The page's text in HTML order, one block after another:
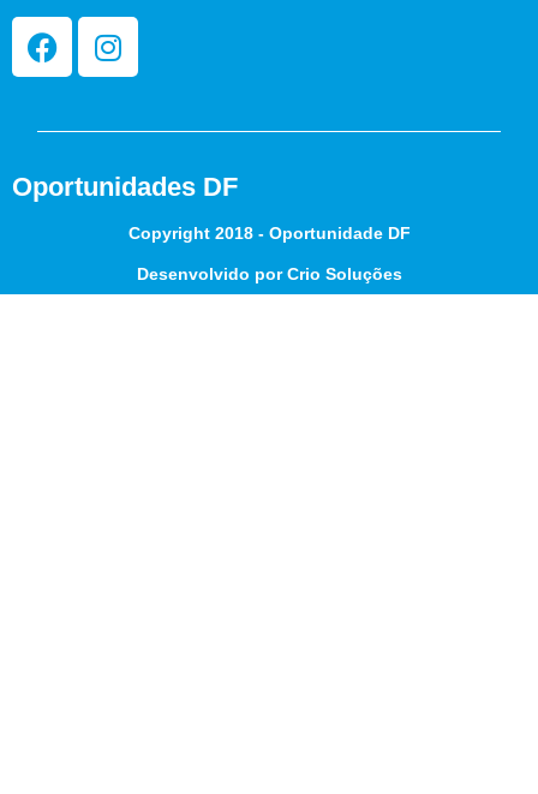
Oportunidades DF
Copyright 2018 - Oportunidade DF
Desenvolvido por Crio Soluções